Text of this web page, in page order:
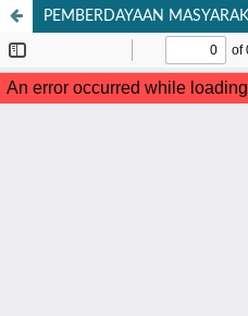
PEMBERDAYAAN